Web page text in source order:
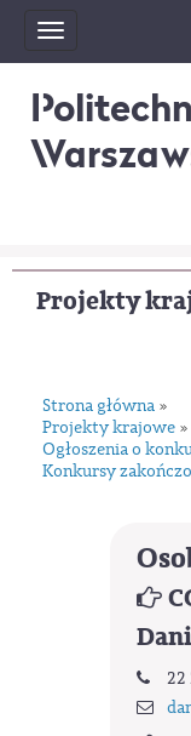
Toggle
navigation
Projekty
Strona główna »
Projekty krajowe »
Ogłoszenia o
Konkursy
22